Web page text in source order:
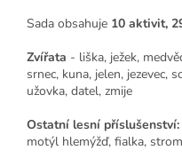
Sada obsahuje 10 aktivit,
Zvířata - liška, ježek,
srnec, kuna, jelen, jezevec,
užovka, datel, zmije
Ostatní lesní příslušenství:
motýl hlemýžď, fialka,